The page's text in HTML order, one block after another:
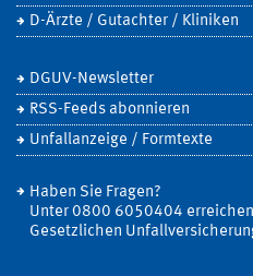
D-Ärzte / Gutachter / Kliniken
DGUV-Newsletter
RSS-Feeds abonnieren
Unfallanzeige / Formtexte
Haben Sie Fragen?
Unter 0800 6050404
Gesetzlichen